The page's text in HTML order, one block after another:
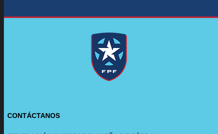
CONTÁCTANOS